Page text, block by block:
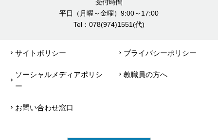
受付時間
平日（月曜～金曜）9:00～17:00
Tel：078(974)1551(代)
サイトポリシー プライバシーポリシー
ソーシャルメディアポリシ
ー
教職員の方へ
お問い合わせ窓口